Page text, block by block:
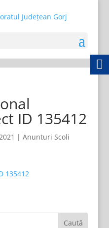
ID 135412
| Anunturi Scoli
135412